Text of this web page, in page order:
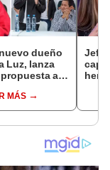
dueño
Luz, lanza
a
“Va a
MÁS